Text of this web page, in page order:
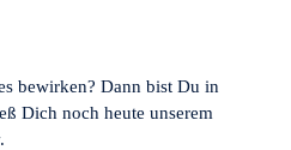
bewirken? Dann bist Du in
Dich noch heute unserem